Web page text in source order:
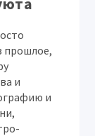
прошлое,
и
и